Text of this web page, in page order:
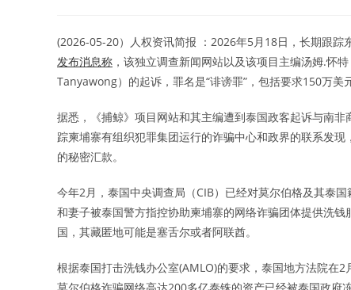
(2026-05-20）人权资讯简报 ：2026年5月18日，长期跟
发布消息称 ，该独立调查新闻网站以及该项目主编汤姆.怀
Tanyawong）的起诉，罪名是“诽谤罪”，包括要求150万美
据悉，《捕鲸》项目网站和其主编遭到泰国政客起诉与南
踪柬埔寨有组织犯罪集团运行的诈骗中心和政界的联系发
的秘密汇款。
今年2月，泰国中央调查局（CIB）已经对莫尔伯格及其泰
和妻子被泰国警方指控协助柬埔寨的网络诈骗团体提供洗
国，其藏匿地可能是塞舌尔或者阿联酋。
根据泰国打击洗钱办公室(AMLO)的要求，泰国地方法院在
莫尔伯格诈骗网络高达200多亿泰铢的资产已经被泰国政